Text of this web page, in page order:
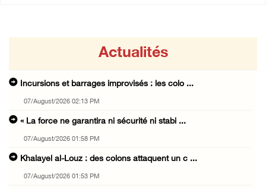
Actualités
Incursions et barrages improvisés : les colo ...
07/August/2026 02:13 PM
« La force ne garantira ni sécurité ni stabi ...
07/August/2026 01:58 PM
Khalayel al-Louz : des colons attaquent un c ...
07/August/2026 01:53 PM